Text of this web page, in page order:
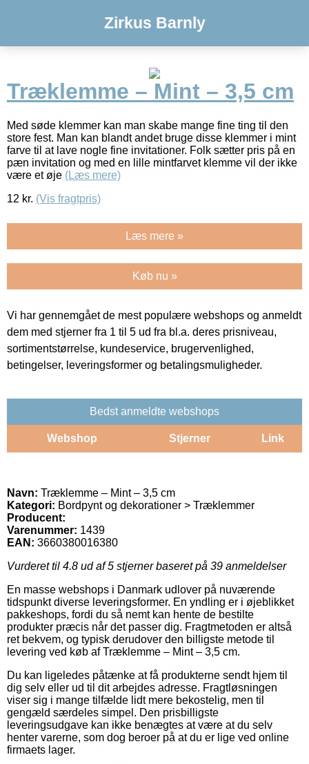
Zirkus Barnly
Træklemme – Mint – 3,5 cm
Med søde klemmer kan man skabe mange fine ting til den
store fest. Man kan blandt andet bruge disse klemmer i mint
farve til at lave nogle fine invitationer. Folk sætter pris på en
pæn invitation og med en lille mintfarvet klemme vil der ikke
være et øje (Læs mere)
12 kr. (Vis fragtpris)
Læs mere »
Køb nu »
Vi har gennemgået de mest populære webshops og anmeldt
dem med stjerner fra 1 til 5 ud fra bl.a. deres prisniveau,
sortimentstørrelse, kundeservice, brugervenlighed,
betingelser, leveringsformer og betalingsmuligheder.
Bedst anmeldte webshops
Webshop Stjerner Link
Navn: Træklemme – Mint – 3,5 cm
Kategori: Bordpynt og dekorationer > Træklemmer
Producent:
Varenummer: 1439
EAN: 3660380016380
Vurderet til 4.8 ud af 5 stjerner baseret på 39 anmeldelser
En masse webshops i Danmark udlover på nuværende
tidspunkt diverse leveringsformer. En yndling er i øjeblikket
pakkeshops, fordi du så nemt kan hente de bestilte
produkter præcis når det passer dig. Fragtmetoden er altså
ret bekvem, og typisk derudover den billigste metode til
levering ved køb af Træklemme – Mint – 3,5 cm.
Du kan ligeledes påtænke at få produkterne sendt hjem til
dig selv eller ud til dit arbejdes adresse. Fragtløsningen
viser sig i mange tilfælde lidt mere bekostelig, men til
gengæld særdeles simpel. Den prisbilligste
leveringsudgave kan ikke benægtes at være at du selv
henter varerne, som dog beroer på at du er lige ved online
firmaets lager.